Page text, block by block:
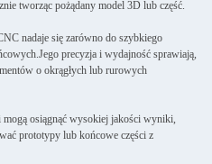
tworząc pożądany model 3D lub część.
nadaje się zarówno do szybkiego
precyzja i wydajność sprawiają,
o okrągłych lub rurowych
osiągnąć wysokiej jakości wyniki,
prototypy lub końcowe części z